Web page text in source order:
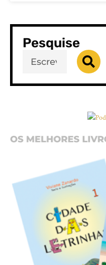
Pesquise